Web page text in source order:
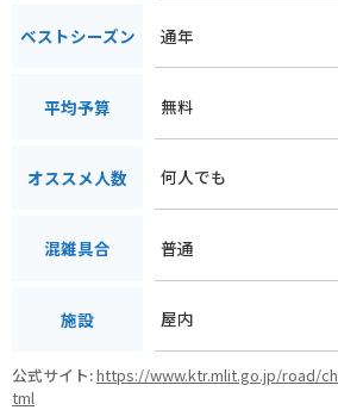
ベストシーズン 通年
平均予算 無料
オススメ人数 何人でも
混雑具合 普通
施設 屋内
公式サイト:https://www.ktr.mlit.go.jp/road/
tml